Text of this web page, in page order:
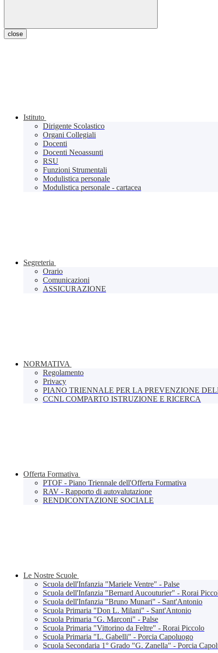
close
Istituto
Dirigente Scolastico
Organi Collegiali
Docenti
Docenti Neoassunti
RSU
Funzioni Strumentali
Modulistica personale
Modulistica personale - cartacea
Segreteria
Orario
Comunicazioni
ASSICURAZIONE
NORMATIVA
Regolamento
Privacy
PIANO TRIENNALE PER LA PREVENZIONE
CCNL COMPARTO ISTRUZIONE E RICERCA
Offerta Formativa
PTOF - Piano Triennale dell'Offerta Formativa
RAV - Rapporto di autovalutazione
RENDICONTAZIONE SOCIALE
Le Nostre Scuole
Scuola dell'Infanzia "Mariele Ventre" - Palse
Scuola dell'Infanzia "Bernard Aucouturier" - Rorai
Scuola dell'Infanzia "Bruno Munari" - Sant'Antonio
Scuola Primaria "Don L. Milani" - Sant'Antonio
Scuola Primaria "G. Marconi" - Palse
Scuola Primaria "Vittorino da Feltre" - Rorai Piccolo
Scuola Primaria "L. Gabelli" - Porcia Capoluogo
Scuola Secondaria 1° Grado "G. Zanella" - Porcia